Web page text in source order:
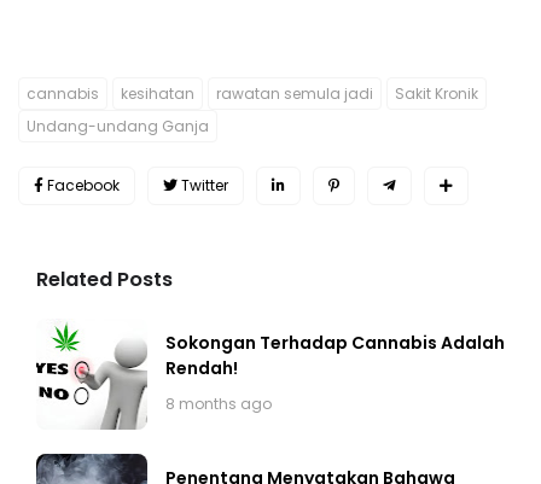
cannabis kesihatan rawatan semula jadi
Sakit Kronik
Undang-undang Ganja
Facebook Twitter
Related Posts
Sokongan Terhadap Cannabis Adalah
Rendah!
8 months ago
Penentang Menyatakan Bahawa